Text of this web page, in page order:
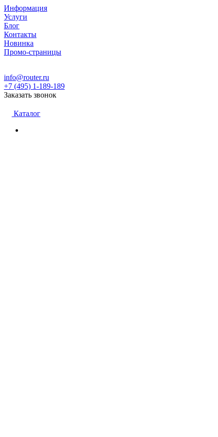
Информация
Услуги
Блог
Контакты
Новинка
Промо-страницы
info@router.ru
+7 (495) 1-189-189
Заказать звонок
Каталог